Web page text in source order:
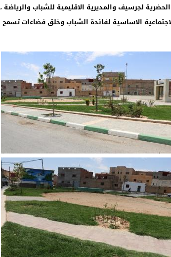
الحضرية لجرسيف والمديرية الاقليمية للشباب والرياضة ،
الاساسية لفائدة الشباب وخلق فضاءات تسمح